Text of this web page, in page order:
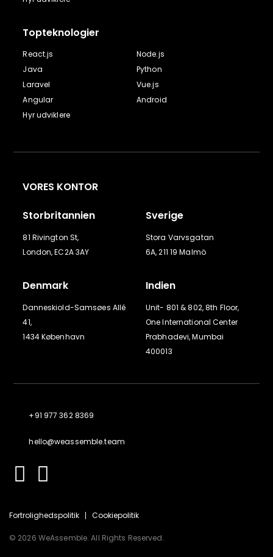
Topteknologier
React.js
Node.js
Java
Python
Laravel
Vue.js
Angular
Android
Hyr udviklere
VORES KONTOR
Storbritannien
81 Rivington St,
London, EC2A 3AY
Sverige
Stora Varvsgatan
6A, 211 19 Malmö
Denmark
Danneskiold-Samsøes Allé
41,
1434 København
Indien
Unit- 801 & 802, 8th Floor,
One International Center
Prabhadevi, Mumbai
400013
+91 977 362 8369
hello@weassemble.team
Fortrolighedspolitik Cookiepolitik
© 2026 WeAssemble. All Rights Reserved.